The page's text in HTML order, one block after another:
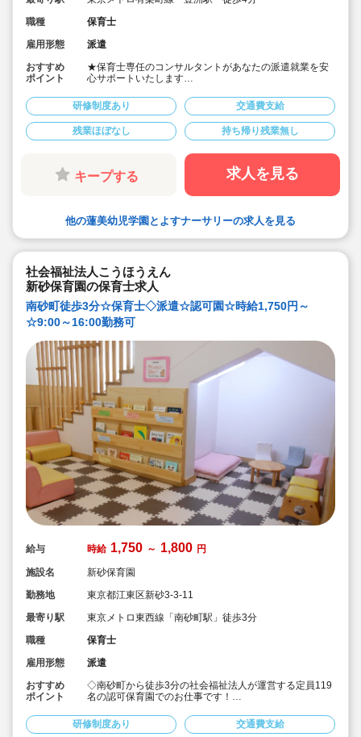
職種
保育士
雇用形態
派遣
おすすめ
ポイント
★保育士専任のコンサルタントがあなたの派遣就業を安
心サポートいたします
歩！
★時給1,800円、別途交通費支給！
★時間固定OK！
★土日祝休みなのでワークライフバランスも取りやすい
研修制度あり 交通費支給
残業ほぼなし 持ち帰り残業無し
キープする 求人を見る
他の蓮美幼児学園とよすナーサリーの求人を見る
社会福祉法人こうほうえん
新砂保育園の保育士求人
南砂町徒歩3分☆保育士◇派遣☆認可園☆時給1,750円～
☆9:00～16:00勤務可
給与 時給 1,750 ～ 1,800 円
施設名
新砂保育園
勤務地
東京都江東区新砂3-3-11
最寄り駅
東京メトロ東西線「南砂町駅」徒歩3分
職種
保育士
雇用形態
派遣
おすすめ
ポイント
◇南砂町から徒歩3分の社会福祉法人が運営する定員119
名の認可保育園でのお仕事です！
◇時給1,750円～1,800円（交通費は別途支給）☆
◇皆勤手当/月の支給あり（規定あり）☆
研修制度あり 交通費支給